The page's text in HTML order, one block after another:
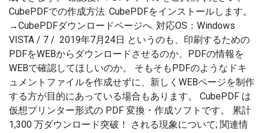
CubePDFでの作成方法. CubePDFをインストールします。
→CubePDFダウンロードページへ. 対応OS：Windows
VISTA / 7 / 2019年7月24日 というのも、印刷するための
PDFをWEBからダウンロードさせるのか、PDFの情報を
WEBで確認してほしいのか。 そもそもPDFのようなドキ
ュメントファイルを作成せずに、新しくWEBページを制作
する方が目的にあっている場合もあります。 CubePDF は
仮想プリンター形式の PDF 変換・作成ソフトです。 累計
1,300 万ダウンロード突破！ される現象について; 関連情